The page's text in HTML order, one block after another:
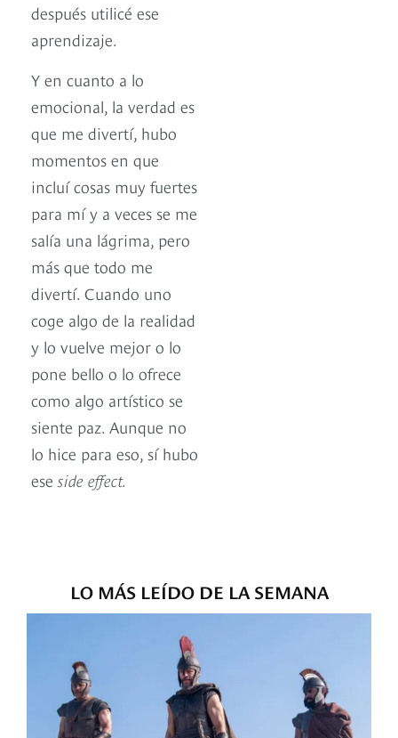
después utilicé ese
aprendizaje.
Y en cuanto a lo
emocional, la verdad es
que me divertí, hubo
momentos en que
incluí cosas muy fuertes
para mí y a veces se me
salía una lágrima, pero
más que todo me
divertí. Cuando uno
coge algo de la realidad
y lo vuelve mejor o lo
pone bello o lo ofrece
como algo artístico se
siente paz. Aunque no
lo hice para eso, sí hubo
ese side effect.
LO MÁS LEÍDO DE LA SEMANA